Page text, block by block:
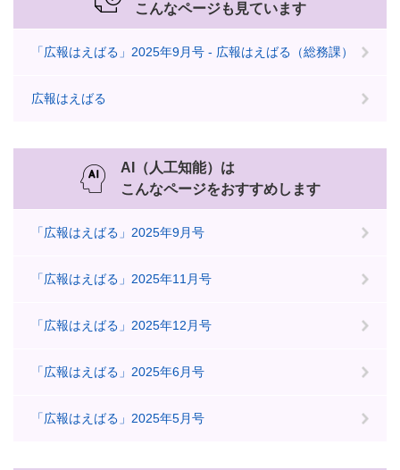
こんなページも見ています
「広報はえばる」2025年9月号 - 広報はえばる（総務課）
広報はえばる
AI（人工知能）は
こんなページをおすすめします
「広報はえばる」2025年9月号
「広報はえばる」2025年11月号
「広報はえばる」2025年12月号
「広報はえばる」2025年6月号
「広報はえばる」2025年5月号